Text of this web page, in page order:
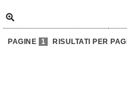
PAGINE 1 RISULTATI PER